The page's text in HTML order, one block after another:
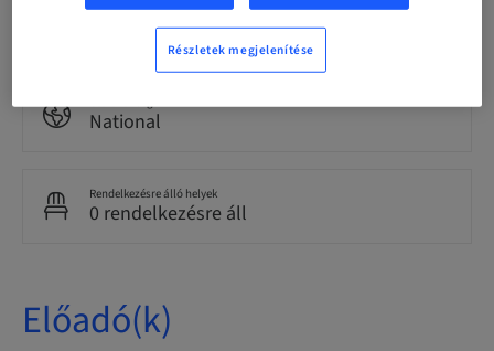
Kézbesítési mód
Célközönség
National
Rendelkezésre álló helyek
0 rendelkezésre áll
Előadó(k)
Részletek megjelenítése